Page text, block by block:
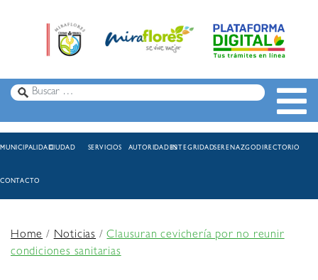
MUNICIPALIDADCIUDAD SERVICIOS AUTORIDADESINTEGRIDADSERENAZGODIRECTORIO
CONTACTO
Home/Noticias /Clausuran cevichería por no reunir
condiciones sanitarias